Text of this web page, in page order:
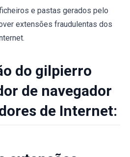
e pastas gerados pelo
extensões fraudulentas dos
do gilpierro
de navegador
de Internet: